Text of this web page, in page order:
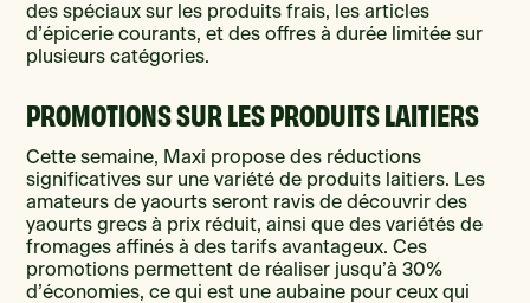
des spéciaux sur les produits frais, les articles
d’épicerie courants, et des offres à durée limitée sur
plusieurs catégories.
PROMOTIONS SUR LES PRODUITS LAITIERS
Cette semaine, Maxi propose des réductions
significatives sur une variété de produits laitiers. Les
amateurs de yaourts seront ravis de découvrir des
yaourts grecs à prix réduit, ainsi que des variétés de
fromages affinés à des tarifs avantageux. Ces
promotions permettent de réaliser jusqu’à 30%
d’économies, ce qui est une aubaine pour ceux qui